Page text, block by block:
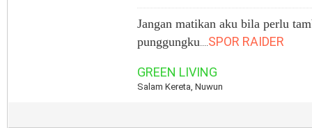
Jangan matikan aku bila perlu
punggungku
SPOR RAIDER
GREEN LIVING
Salam Kereta, Nuwun